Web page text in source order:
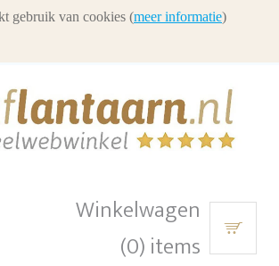
Winkelwagen
(0) items
gebruik van cookies (meer informatie)